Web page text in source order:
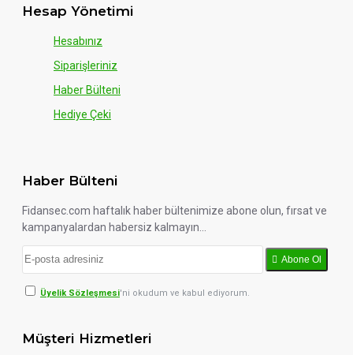
Hesap Yönetimi
Hesabınız
Siparişleriniz
Haber Bülteni
Hediye Çeki
Haber Bülteni
Fidansec.com haftalık haber bültenimize abone olun, fırsat ve
kampanyalardan habersiz kalmayın...
Abone Ol
Üyelik Sözleşmesi'ni okudum ve kabul ediyorum.
Müşteri Hizmetleri